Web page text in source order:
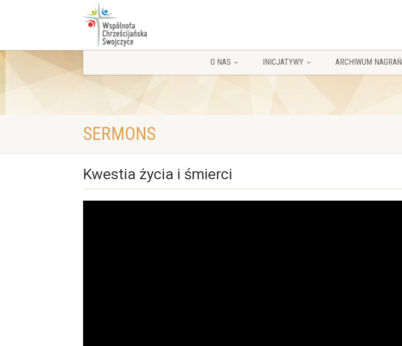
O NAS INICJATYWY ARCHIWUM NAGRAŃ
SERMONS
Kwestia życia i śmierci